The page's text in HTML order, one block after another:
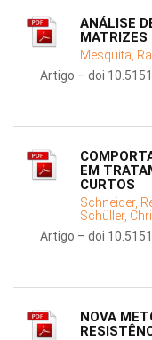
ANÁLISE
MATRIZES
Mesquita,
Artigo – doi
EM
CURTOS
Schneider,
Schüller,
Artigo – doi
NOVA